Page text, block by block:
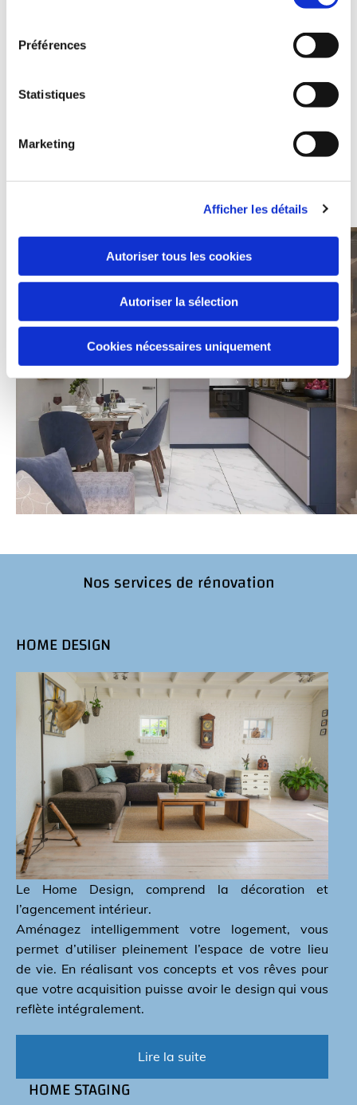
Préférences
Statistiques
Marketing
Afficher les détails
Autoriser tous les cookies
Autoriser la sélection
Cookies nécessaires uniquement
également la possibilité de l'une des pièces de
Tester les produits présent dans la pièce
Explorer les articles qui vous interessent dans la pièce
de votre choix en les posant sur le sol et le mur jusqu'à
Tester les produits présent dans la pièce
choix dans votre panier et passer votre commande.
Nos services de rénovation
HOME DESIGN
Le Home Design, comprend la décoration et
l’agencement intérieur.
Aménagez intelligemment votre logement, vous
permet d’utiliser pleinement l’espace de votre lieu
de vie. En réalisant vos concepts et vos rêves pour
que votre acquisition puisse avoir le design qui vous
reflète intégralement.
Lire la suite
HOME STAGING